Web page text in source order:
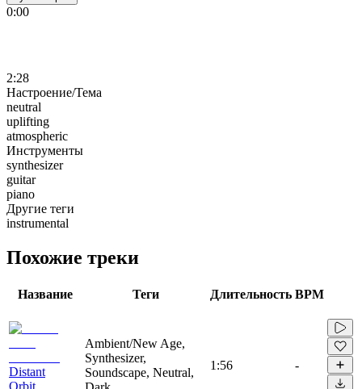
0:00
2:28
Настроение/Тема
neutral
uplifting
atmospheric
Инструменты
synthesizer
guitar
piano
Другие теги
instrumental
Похожие треки
Название Теги Длительность BPM
Distant
Orbit
Ambient/New Age,
Synthesizer,
Soundscape, Neutral,
1:56 -